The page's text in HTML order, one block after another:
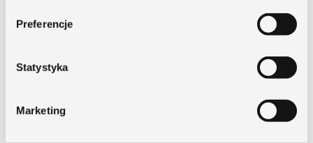
Preferencje
Statystyka
Marketing